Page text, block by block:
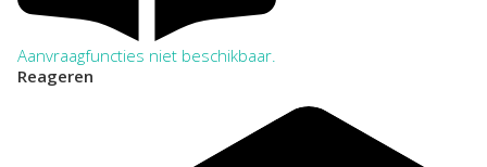
Aanvraagfuncties niet beschikbaar.
Reageren